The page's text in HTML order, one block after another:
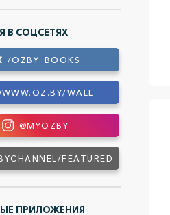
В СОЦСЕТЯХ
/OZBY_BOOKS
WALL
@MYOZBY
FEATURED
ПРИЛОЖЕНИЯ